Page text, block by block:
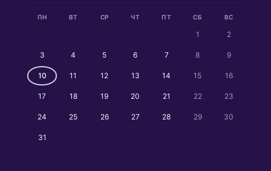
ПН ВТ СР ЧТ ПТ СБ ВС
1 2
3 4 5 6 7 8 9
10 11 12 13 14 15 16
17 18 19 20 21 22 23
24 25 26 27 28 29 30
31